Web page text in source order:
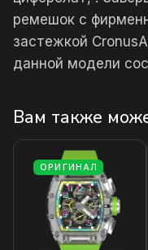
ремешок с
застежкой
данной модели
Вам также
ОРИГИНАЛ